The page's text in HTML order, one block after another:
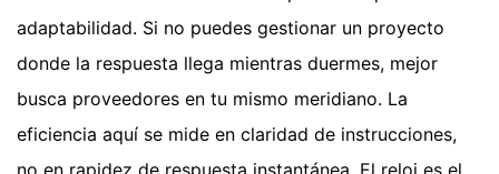
adaptabilidad. Si no puedes gestionar un proyecto
donde la respuesta llega mientras duermes, mejor
busca proveedores en tu mismo meridiano. La
eficiencia aquí se mide en claridad de instrucciones,
no en rapidez de respuesta instantánea. El reloj es el